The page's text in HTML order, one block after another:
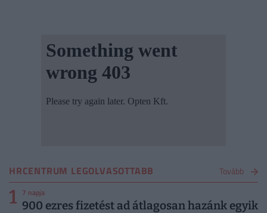
HRCENTRUM LEGOLVASOTTABB Tovább
1 7 napja
900 ezres fizetést ad átlagosan hazánk egyik